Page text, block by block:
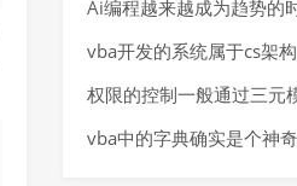
工具链与项目管理实践
Ai编程越来越成为趋势的
位自己的角色
vba开发的系统属于cs架构
权限的控制一般通过三元
vba中的字典确实是个神